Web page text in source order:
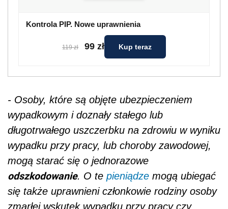
Kontrola PIP. Nowe uprawnienia
119 zł 99 zł Kup teraz
- Osoby, które są objęte ubezpieczeniem
wypadkowym i doznały stałego lub
długotrwałego uszczerbku na zdrowiu w wyniku
wypadku przy pracy, lub choroby zawodowej,
mogą starać się o jednorazowe
odszkodowanie. O te pieniądze mogą ubiegać
się także uprawnieni członkowie rodziny osoby
zmarłej wskutek wypadku przy pracy czy